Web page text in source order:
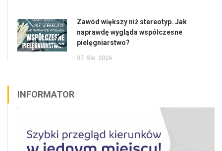
Zawód większy niż stereotyp. Jak
naprawdę wygląda współczesne
pielęgniarstwo?
07 Sie 2026
INFORMATOR